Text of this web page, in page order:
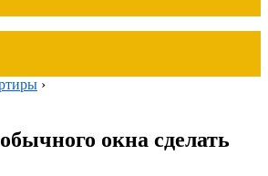
›
окна сделать